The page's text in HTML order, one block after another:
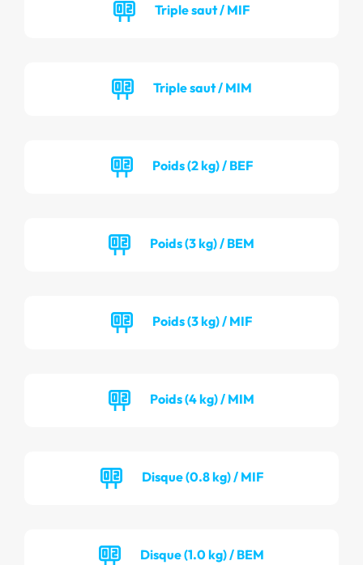
Triple saut / MIF
Triple saut / MIM
Poids (2 kg) / BEF
Poids (3 kg) / BEM
Poids (3 kg) / MIF
Poids (4 kg) / MIM
Disque (0.8 kg) / MIF
Disque (1.0 kg) / BEM